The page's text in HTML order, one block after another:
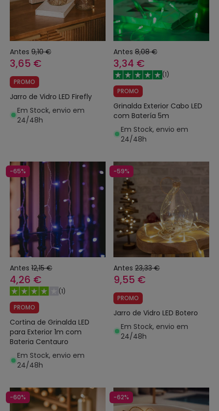
Antes 9,10 €
3,65 €
PROMO
Jarro de Vidro LED Firefly
Em Stock, envio em
24/48h
Antes 8,08 €
3,34 €
(1)
PROMO
Grinalda Exterior Cabo LED
com Batería 5m
Em Stock, envio em
24/48h
-65%
Antes 12,15 €
4,26 €
(1)
PROMO
Cortina de Grinalda LED
para Exterior 1m com
Bateria Centauro
Em Stock, envio em
24/48h
-59%
Antes 23,33 €
9,55 €
PROMO
Jarro de Vidro LED Botero
Em Stock, envio em
24/48h
-60% -62%